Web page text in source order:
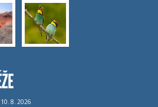
8. 2026